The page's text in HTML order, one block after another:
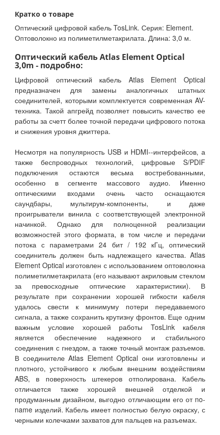
Кратко о товаре
Оптический цифровой кабель TosLink. Серия: Element.
Оптоволокно из полиметилметакрилата. Длина: 3,0 м.
Оптический кабель Atlas Element Optical
3,0m - подробно:
Цифровой оптический кабель Atlas Element Optical
предназначен для замены аналогичных штатных
соединителей, которыми комплектуется современная AV-
техника. Такой апгрейд позволяет повысить качество ее
работы за счетт более точной передачи цифрового потока
и снижения уровня джиттера.
Несмотря на популярность USB и HDMI--интерфейсов, а
также беспроводных технологий, цифровые S/PDIF
подключения остаются весьма востребованными,
особенно в сегменте массового аудио. Именно
оптическими входами очень часто оснащаются
саундбары, мультирум-компоненты, и даже
проигрыватели винила с соответствующей электронной
начинкой. Однако для полноценной реализации
возможностей этого формата, в том числе и передачи
потока с параметрами 24 бит / 192 кГц, оптический
соединитель должен быть надлежащего качества. Atlas
Element Optical изготовлен с использованием оптоволокна
полиметилметакрилата (его называют акриловым стеклом
за превосходные оптические характеристики). В
результате при сохранении хорошей гибкости кабеля
удалось свести к минимуму потери передаваемого
сигнала, а также сохранить крутизну фронтов. Еще одним
важным условие хорошей работы TosLink кабеля
является обеспечение надежного и стабильного
соединения с гнездом, а также точный монтаж разъемов.
В соединителе Atlas Element Optical они изготовлены и
плотного, устойчивого к любым внешним воздействиям
ABS, в поверхность штекеров отполирована. Кабель
отличается также хорошей внешней отделкой и
продуманным дизайном, выгодно отличающим его от no-
name изделий. Кабель имеет полностью белую окраску, с
черными колечками захватов для пальцев на разъемах.